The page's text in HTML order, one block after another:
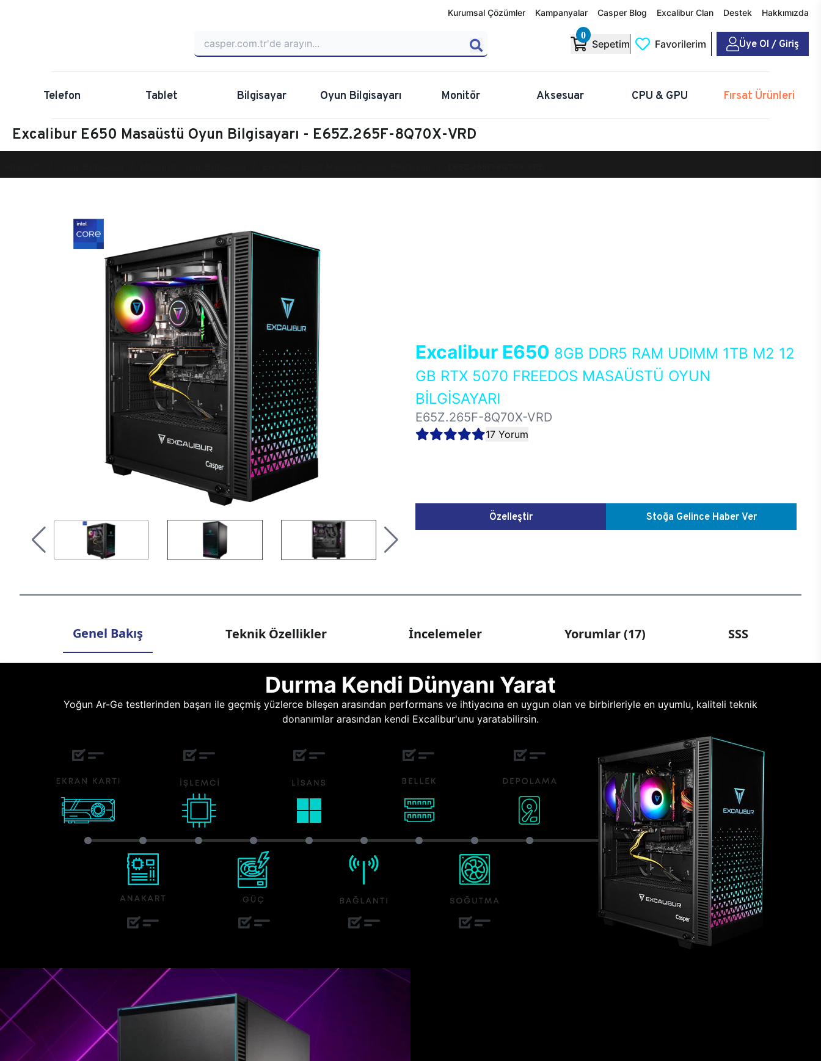
Kurumsal Çözümler Kampanyalar Casper Blog Excalibur Clan Destek Hakkımızda
0
Sepetim Favorilerim Üye Ol / Giriş
Telefon Tablet Bilgisayar Oyun Bilgisayarı Monitör Aksesuar CPU & GPU Fırsat Ürünleri
Excalibur E650 Masaüstü Oyun Bilgisayarı - E65Z.265F-8Q70X-VRD
Excalibur E650 8GB DDR5 RAM UDIMM 1TB M2 12
GB RTX 5070 FREEDOS MASAÜSTÜ OYUN
BİLGİSAYARI
E65Z.265F-8Q70X-VRD
17 Yorum
Özelleştir Stoğa Gelince Haber Ver
Genel Bakış Teknik Özellikler İncelemeler Yorumlar (17) SSS
Durma Kendi Dünyanı Yarat
Yoğun Ar-Ge testlerinden başarı ile geçmiş yüzlerce bileşen arasından performans ve ihtiyacına en uygun olan ve birbirleriyle en uyumlu, kaliteli teknik
donanımlar arasından kendi Excalibur'unu yaratabilirsin.